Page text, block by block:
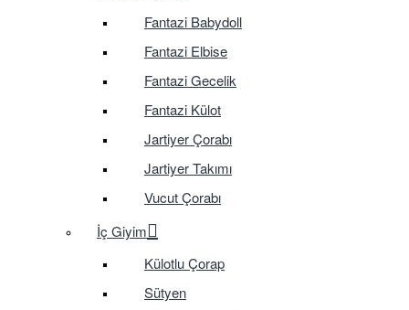
Fantazi Babydoll
Fantazi Elbise
Fantazi Gecelik
Fantazi Külot
Jartiyer Çorabı
Jartiyer Takımı
Vucut Çorabı
İç Giyim
Külotlu Çorap
Sütyen